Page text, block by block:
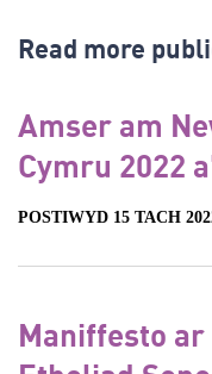
Read more
Amser am
Cymru 2022
POSTIWYD 15 TACH
Maniffesto